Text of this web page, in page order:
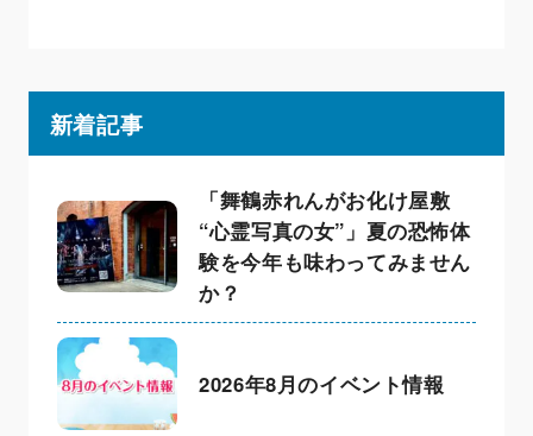
新着記事
「舞鶴赤れんがお化け屋敷
“心霊写真の女”」夏の恐怖体
験を今年も味わってみません
か？
2026年8月のイベント情報